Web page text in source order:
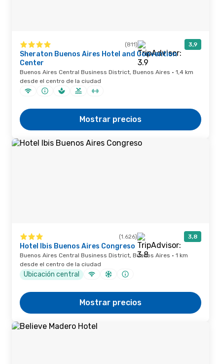
(811) 3,9
Sheraton Buenos Aires Hotel and Convention
Center
Buenos Aires Central Business District, Buenos Aires · 1,4 km
desde el centro de la ciudad
Mostrar precios
(1.626) 3,8
Hotel Ibis Buenos Aires Congreso
Buenos Aires Central Business District, Buenos Aires · 1 km
desde el centro de la ciudad
Ubicación central
Mostrar precios